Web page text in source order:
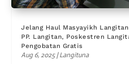
Jelang Haul Masyayikh
PP. Langitan, Poskestren
Pengobatan Gratis
Aug 6, 2025|Langituna